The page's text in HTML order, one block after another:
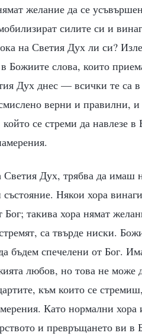
желание да се
силите си и
на Светия Дух ли си?
Божиите слова, които
Дух днес — всички те са
верни и правилни,
се стреми да навлезе
Светия Дух, трябва да имаш
Някои хора
Бог; такива хора нямат
са твърде ниски.
бъдем спечелени от Бог.
любов, но това не може
към които се
Като нормални хора
и превръщането ви